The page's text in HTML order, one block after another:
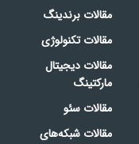
مقالات برندینگ
مقالات تکنولوژی
مقالات دیجیتال
مارکتینگ
مقالات سئو
مقالات شبکه‌های